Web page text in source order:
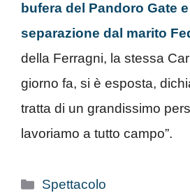
bufera del Pandoro Gate
separazione dal marito
della Ferragni, la stessa
giorno fa, si è esposta,
tratta di un grandissimo
lavoriamo a tutto campo”.
Categorie
Spettacolo